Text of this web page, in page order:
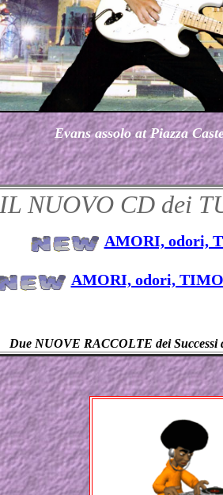
Evans assolo at Piazza
IL NUOVO CD dei
AMORI, odori,
AMORI, odori,
Due NUOVE RACCOLTE dei